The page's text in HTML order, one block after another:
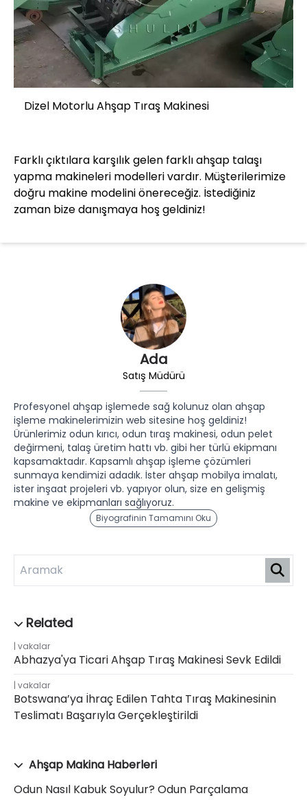
Ada
Satış Müdürü
Profesyonel ahşap işlemede sağ kolunuz olan ahşap
işleme makinelerimizin web sitesine hoş geldiniz!
Ürünlerimiz odun kırıcı, odun tıraş makinesi, odun pelet
değirmeni, talaş üretim hattı vb. gibi her türlü ekipmanı
kapsamaktadır. Kapsamlı ahşap işleme çözümleri
sunmaya kendimizi adadık. İster ahşap mobilya imalatı,
ister inşaat projeleri vb. yapıyor olun, size en gelişmiş
makine ve ekipmanları sağlıyoruz.
Biyografinin Tamamını Oku
vakalar
Abhazya'ya Ticari Ahşap Tıraş Makinesi Sevk Edildi
vakalar
Botswana’ya İhraç Edilen Tahta Tıraş Makinesinin
Teslimatı Başarıyla Gerçekleştirildi
Ahşap Makina Haberleri
Odun Nasıl Kabuk Soyulur? Odun Parçalama
Dizel Motorlu Ahşap Tıraş Makinesi
Farklı çıktılara karşılık gelen farklı ahşap talaşı
yapma makineleri modelleri vardır. Müşterilerimize
doğru makine modelini önereceğiz. İstediğiniz
zaman bize danışmaya hoş geldiniz!